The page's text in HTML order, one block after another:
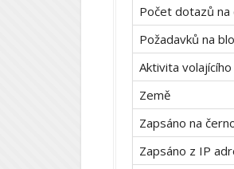
Počet dotazů na
Požadavků na
Aktivita volajícího
Země
Zapsáno na
Zapsáno z IP